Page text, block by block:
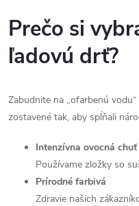
e
p
r
v
Prečo si
ľadovú drť?
Zabudnite na „ofarbenú
zostavené tak, aby spĺňali
Intenzívna ovocná chuť
Používame zložky so
Prírodné farbivá
Zdravie našich